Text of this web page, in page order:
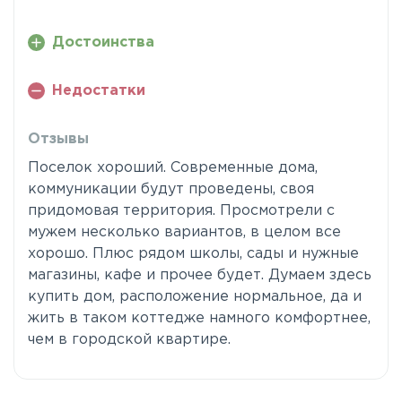
Достоинства
Недостатки
Отзывы
Поселок хороший. Современные дома,
коммуникации будут проведены, своя
придомовая территория. Просмотрели с
мужем несколько вариантов, в целом все
хорошо. Плюс рядом школы, сады и нужные
магазины, кафе и прочее будет. Думаем здесь
купить дом, расположение нормальное, да и
жить в таком коттедже намного комфортнее,
чем в городской квартире.